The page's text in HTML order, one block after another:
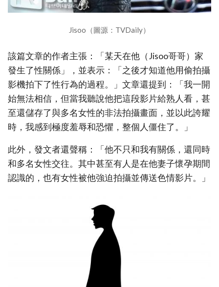
Jisoo（圖源：TVDaily）
該篇文章的作者主張：「某天在他（Jisoo哥哥）家
發生了性關係」，並表示：「之後才知道他用偷拍攝
影機拍下了性行為的過程。」文章還提到：「我一開
始無法相信，但當我聽說他把這段影片給熟人看，甚
至還儲存了與多名女性的非法拍攝畫面，並以此誇耀
時，我感到極度羞辱和恐懼，整個人僵住了。」
此外，發文者還聲稱：「他不只和我有關係，還同時
和多名女性交往。其中甚至有人是在他妻子懷孕期間
認識的，也有女性被他強迫拍攝並傳送色情影片。」